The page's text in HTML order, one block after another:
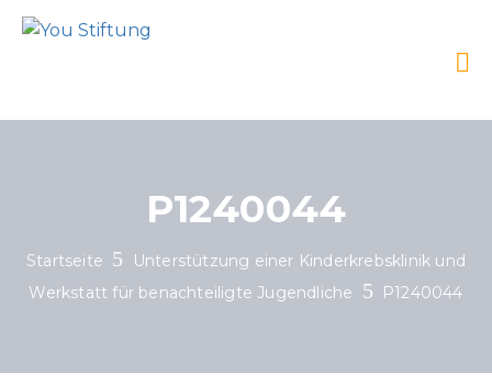
P1240044
Startseite
Unterstützung einer Kinderkrebsklinik und
Werkstatt für benachteiligte Jugendliche
P1240044